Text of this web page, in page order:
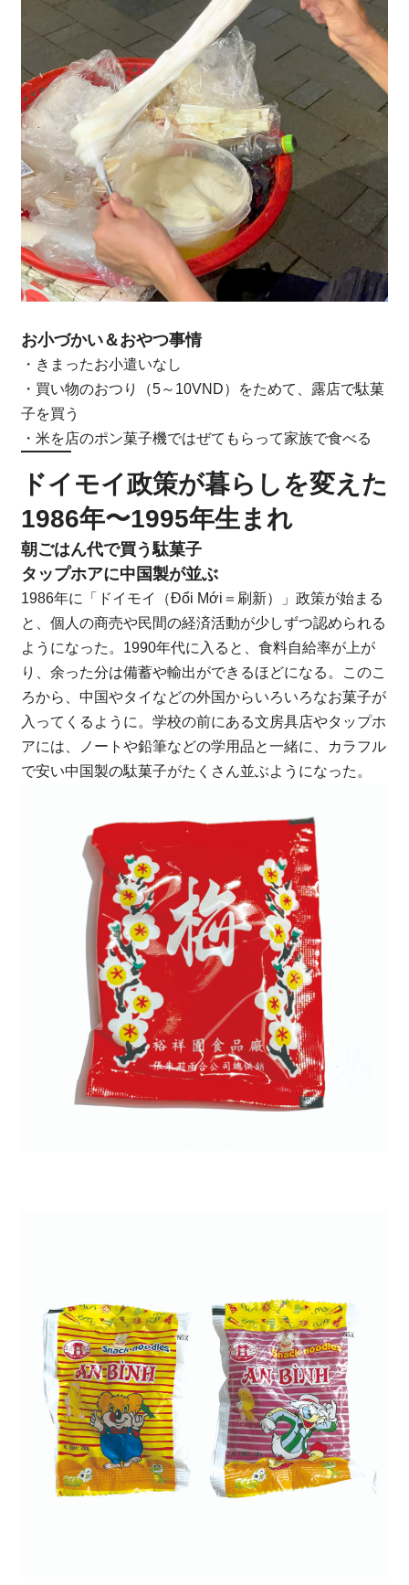
お小づかい＆おやつ事情
・きまったお小遣いなし
・買い物のおつり（5～10VND）をためて、露店で駄菓
子を買う
・米を店のポン菓子機ではぜてもらって家族で食べる
ドイモイ政策が暮らしを変えた
1986年〜1995年生まれ
朝ごはん代で買う駄菓子
タップホアに中国製が並ぶ
1986年に「ドイモイ（Đổi Mới＝刷新）」政策が始まる
と、個人の商売や民間の経済活動が少しずつ認められる
ようになった。1990年代に入ると、食料自給率が上が
り、余った分は備蓄や輸出ができるほどになる。このこ
ろから、中国やタイなどの外国からいろいろなお菓子が
入ってくるように。学校の前にある文房具店やタップホ
アには、ノートや鉛筆などの学用品と一緒に、カラフル
で安い中国製の駄菓子がたくさん並ぶようになった。